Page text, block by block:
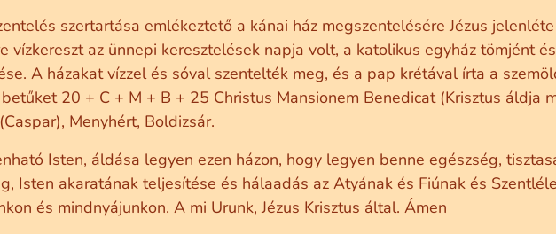
szertartása emlékeztető a kánai ház megszentelésére Jézus
vízkereszt az ünnepi keresztelések napja volt, a katolikus egyház tömjént
A házakat vízzel és sóval szentelték meg, és a pap krétával írta a
betűket 20 + C + M + B + 25 Christus Mansionem Benedicat (Krisztus áldja
Menyhért, Boldizsár.
Isten, áldása legyen ezen házon, hogy legyen benne egészség,
Isten akaratának teljesítése és hálaadás az Atyának és Fiúnak és
és mindnyájunkon. A mi Urunk, Jézus Krisztus által. Ámen